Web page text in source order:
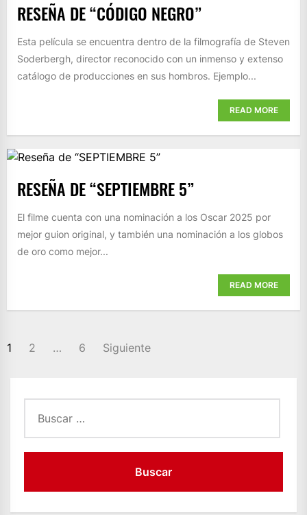
RESEÑA DE “CÓDIGO NEGRO”
Esta película se encuentra dentro de la filmografía de Steven
Soderbergh, director reconocido con un inmenso y extenso
catálogo de producciones en sus hombros. Ejemplo...
READ MORE
RESEÑA DE “SEPTIEMBRE 5”
El filme cuenta con una nominación a los Oscar 2025 por
mejor guion original, y también una nominación a los globos
de oro como mejor...
READ MORE
PAGINACIÓN
1 2 … 6 Siguiente